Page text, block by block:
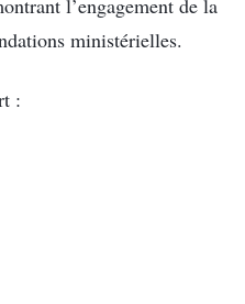
l’engagement de la
ministérielles.
: